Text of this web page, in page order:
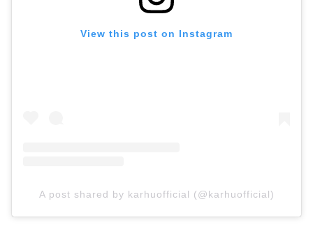
View this post on Instagram
A post shared by karhuofficial (@karhuofficial)